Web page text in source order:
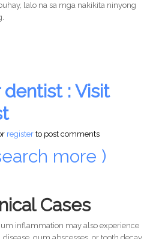
lalo na sa mga nakikita ninyong
: Visit
registerto post comments
more )
Cases
inflammation may also experience